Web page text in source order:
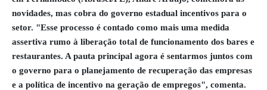
novidades, mas cobra do governo estadual incentivos para o
setor. "Esse processo é contado como mais uma medida
assertiva rumo à liberação total de funcionamento dos bares e
restaurantes. A pauta principal agora é sentarmos juntos com
o governo para o planejamento de recuperação das empresas
e a política de incentivo na geração de empregos", comenta.